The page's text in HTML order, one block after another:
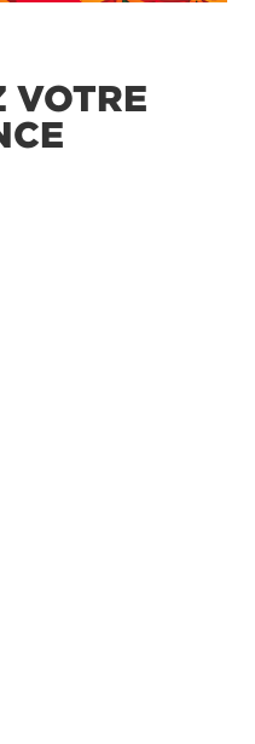
VOTRE